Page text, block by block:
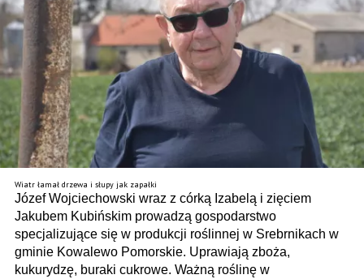
Wiatr łamał drzewa i słupy jak zapałki
Józef Wojciechowski wraz z córką Izabelą i zięciem
Jakubem Kubińskim prowadzą gospodarstwo
specjalizujące się w produkcji roś­linnej w Srebrnikach w
gminie Kowalewo Pomorskie. Uprawiają zboża,
kukurydzę, buraki cukrowe. Ważną roślinę w